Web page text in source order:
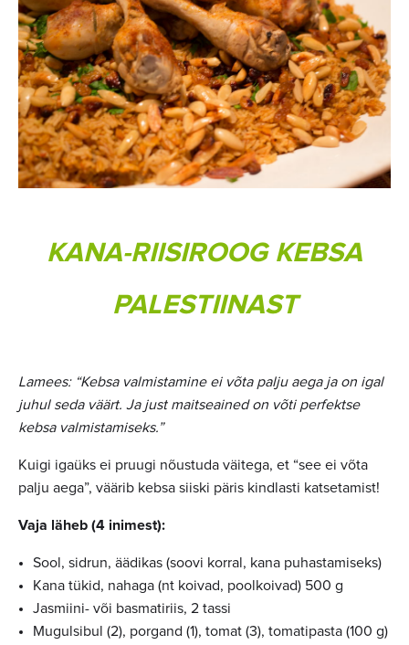
KANA-RIISIROOG KEBSA
PALESTIINAST
Lamees: “Kebsa valmistamine ei võta palju aega ja on igal
juhul seda väärt. Ja just maitseained on võti perfektse
kebsa valmistamiseks.”
Kuigi igaüks ei pruugi nõustuda väitega, et “see ei võta
palju aega”, väärib kebsa siiski päris kindlasti katsetamist!
Vaja läheb (4 inimest):
Sool, sidrun, äädikas (soovi korral, kana puhastamiseks)
Kana tükid, nahaga (nt koivad, poolkoivad) 500 g
Jasmiini- või basmatiriis, 2 tassi
Mugulsibul (2), porgand (1), tomat (3), tomatipasta (100 g)